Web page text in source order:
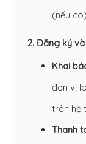
(nếu có)
2. Đăng ký
Khai
đơn vị
trên hệ
Thanh